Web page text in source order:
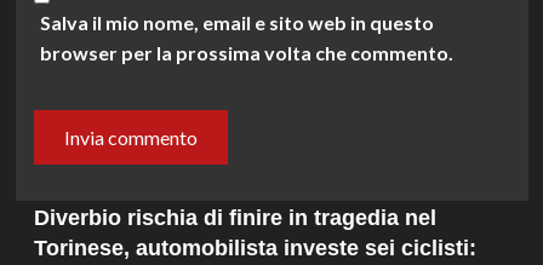
Salva il mio nome, email e sito web in questo
browser per la prossima volta che commento.
Diverbio rischia di finire in tragedia nel
Torinese, automobilista investe sei ciclisti: